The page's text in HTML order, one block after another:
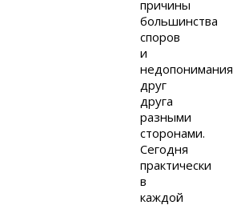
причины
большинства
споров
и
недопонимания
друг
друга
разными
сторонами.
Сегодня
практически
в
каждой